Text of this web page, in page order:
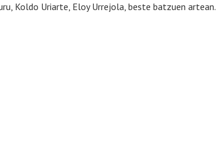
Koldo Uriarte, Eloy Urrejola, beste batzuen artean.